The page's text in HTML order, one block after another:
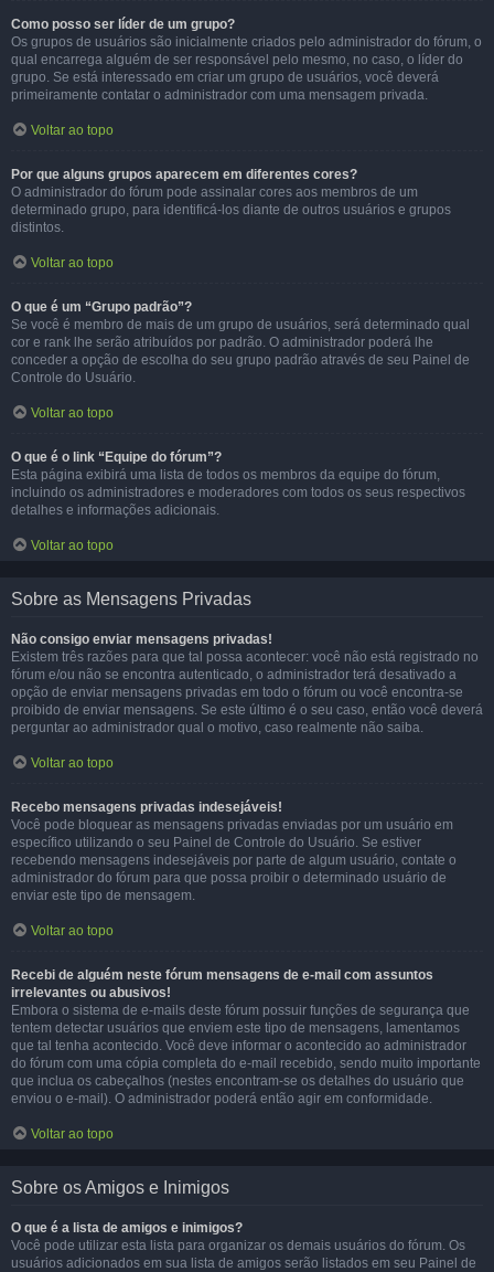
Como posso ser líder de um grupo?
Os grupos de usuários são inicialmente criados pelo administrador do fórum, o
qual encarrega alguém de ser responsável pelo mesmo, no caso, o líder do
grupo. Se está interessado em criar um grupo de usuários, você deverá
primeiramente contatar o administrador com uma mensagem privada.
Voltar ao topo
Por que alguns grupos aparecem em diferentes cores?
O administrador do fórum pode assinalar cores aos membros de um
determinado grupo, para identificá-los diante de outros usuários e grupos
distintos.
Voltar ao topo
O que é um “Grupo padrão”?
Se você é membro de mais de um grupo de usuários, será determinado qual
cor e rank lhe serão atribuídos por padrão. O administrador poderá lhe
conceder a opção de escolha do seu grupo padrão através de seu Painel de
Controle do Usuário.
Voltar ao topo
O que é o link “Equipe do fórum”?
Esta página exibirá uma lista de todos os membros da equipe do fórum,
incluindo os administradores e moderadores com todos os seus respectivos
detalhes e informações adicionais.
Voltar ao topo
Sobre as Mensagens Privadas
Não consigo enviar mensagens privadas!
Existem três razões para que tal possa acontecer: você não está registrado no
fórum e/ou não se encontra autenticado, o administrador terá desativado a
opção de enviar mensagens privadas em todo o fórum ou você encontra-se
proibido de enviar mensagens. Se este último é o seu caso, então você deverá
perguntar ao administrador qual o motivo, caso realmente não saiba.
Voltar ao topo
Recebo mensagens privadas indesejáveis!
Você pode bloquear as mensagens privadas enviadas por um usuário em
específico utilizando o seu Painel de Controle do Usuário. Se estiver
recebendo mensagens indesejáveis por parte de algum usuário, contate o
administrador do fórum para que possa proibir o determinado usuário de
enviar este tipo de mensagem.
Voltar ao topo
Recebi de alguém neste fórum mensagens de e-mail com assuntos
irrelevantes ou abusivos!
Embora o sistema de e-mails deste fórum possuir funções de segurança que
tentem detectar usuários que enviem este tipo de mensagens, lamentamos
que tal tenha acontecido. Você deve informar o acontecido ao administrador
do fórum com uma cópia completa do e-mail recebido, sendo muito importante
que inclua os cabeçalhos (nestes encontram-se os detalhes do usuário que
enviou o e-mail). O administrador poderá então agir em conformidade.
Voltar ao topo
Sobre os Amigos e Inimigos
O que é a lista de amigos e inimigos?
Você pode utilizar esta lista para organizar os demais usuários do fórum. Os
usuários adicionados em sua lista de amigos serão listados em seu Painel de